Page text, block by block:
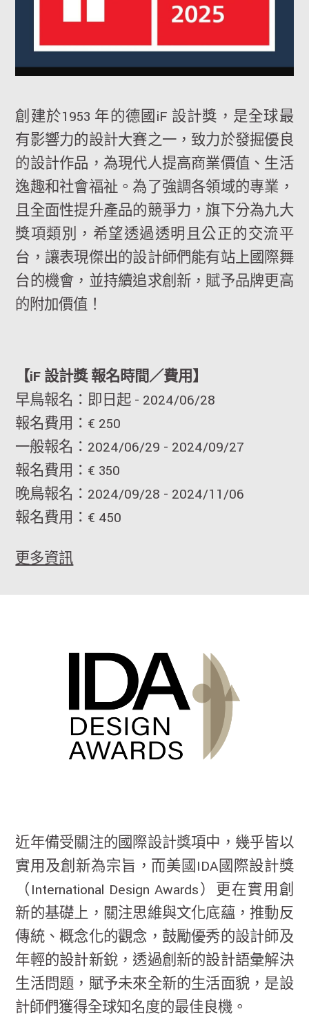
創建於1953 年的德國iF 設計獎，是全球最
有影響力的設計大賽之一，致力於發掘優良
的設計作品，為現代人提高商業價值、生活
逸趣和社會福祉。為了強調各領域的專業，
且全面性提升產品的競爭力，旗下分為九大
獎項類別，希望透過透明且公正的交流平
台，讓表現傑出的設計師們能有站上國際舞
台的機會，並持續追求創新，賦予品牌更高
的附加價值！
【iF 設計獎 報名時間／費用】
早鳥報名：即日起 - 2024/06/28
報名費用：€ 250
一般報名：2024/06/29 - 2024/09/27
報名費用：€ 350
晚鳥報名：2024/09/28 - 2024/11/06
報名費用：€ 450
更多資訊
近年備受關注的國際設計獎項中，幾乎皆以
實用及創新為宗旨，而美國IDA國際設計獎
（International Design Awards）更在實用創
新的基礎上，關注思維與文化底蘊，推動反
傳統、概念化的觀念，鼓勵優秀的設計師及
年輕的設計新銳，透過創新的設計語彙解決
生活問題，賦予未來全新的生活面貌，是設
計師們獲得全球知名度的最佳良機。